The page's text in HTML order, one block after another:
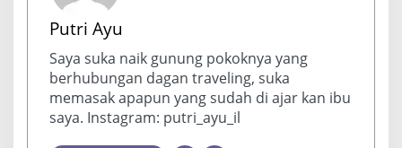
Putri Ayu
Saya suka naik gunung pokoknya yang
berhubungan dagan traveling, suka
memasak apapun yang sudah di ajar kan ibu
saya. Instagram: putri_ayu_il